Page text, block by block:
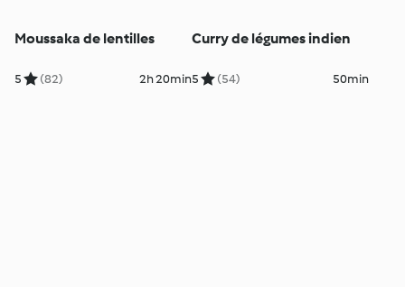
Moussaka de lentilles
5 (82) 2h 20min
Curry de légumes indien
5 (54) 50min